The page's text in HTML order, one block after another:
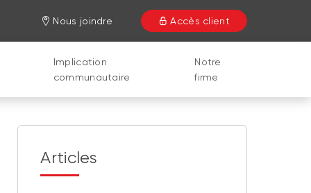
Nous joindre Accès client
Implication
communautaire
Notre
firme
Articles